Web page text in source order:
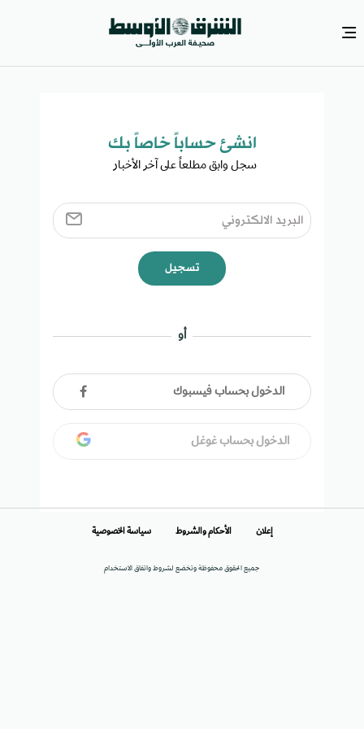
انشئ حساباً خاصاً بك​
سجل وابق مطلعاً على آخر الأخبار ​
تسجيل
أو
الدخول بحساب فيسبوك
الدخول بحساب غوغل
جميع الحقوق محفوظة وتخضع لشروط واتفاق الاستخدام
إعلان الأحكام والشروط سياسة الخصوصية